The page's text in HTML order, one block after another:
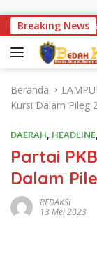
Breaking News
Km 1 Basarang
Beranda
Kursi Dalam Pileg
DAERAH, HEADLINE,
Partai
Dalam
REDAKSI
13 Mei 2023